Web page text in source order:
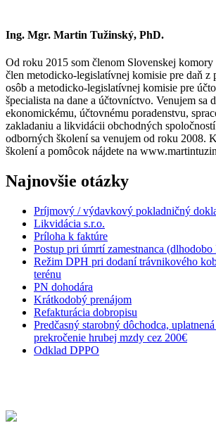
Ing. Mgr. Martin Tužinský, PhD.
Od roku 2015 som členom Slovenskej
člen metodicko-legislatívnej komisie pre daň
osôb a metodicko-legislatívnej komisie pre
špecialista na dane a účtovníctvo. Venujem sa
ekonomickému, účtovnému poradenstvu,
zakladaniu a likvidácii obchodných
odborných školení sa venujem od roku 2008.
školení a pomôcok nájdete na
Najnovšie otázky
Príjmový / výdavkový pokladničný
Likvidácia s.r.o.
Príloha k faktúre
Postup pri úmrtí zamestnanca
Režim DPH pri dodaní trávnikového
terénu
PN dohodára
Krátkodobý prenájom
Refakturácia dobropisu
Predčasný starobný dôchodca,
prekročenie hrubej mzdy cez 200€
Odklad DPPO